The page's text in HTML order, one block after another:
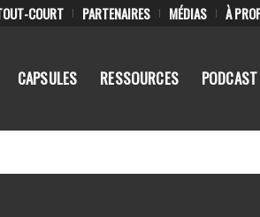
COURT PARTENAIRES MÉDIAS À
CAPSULES RESSOURCES PODCAST